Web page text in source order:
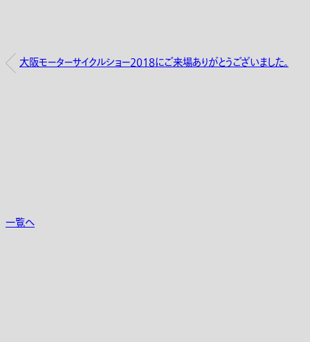
大阪モーターサイクルショー2018にご来場ありがとうございました。
一覧へ